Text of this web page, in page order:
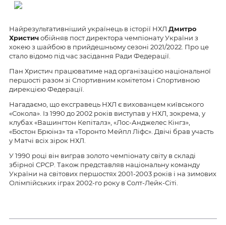
Найрезультативніший українець в історії НХЛ Дмитро
Христичобійняв пост директора чемпіонату України з
хокею з шайбою в прийдешньому сезоні 2021/2022. Про це
стало відомо під час засідання Ради Федерації.
Пан Христич працюватиме над організацією національної
першості разом зі Спортивним комітетом і Спортивною
дирекцією Федерації.
Нагадаємо, що ексгравець НХЛ є вихованцем київського
«Сокола». Із 1990 до 2002 років виступав у НХЛ, зокрема, у
клубах «Вашингтон Кепіталз», «Лос-Анджелес Кінгз»,
«Бостон Брюінз» та «Торонто Мейпл Ліфс». Двічі брав участь
у Матчі всіх зірок НХЛ.
У 1990 році він виграв золото чемпіонату світу в складі
збірної СРСР. Також представляв національну команду
України на світових першостях 2001-2003 років і на зимових
Олімпійських іграх 2002-го року в Солт-Лейк-Сіті.